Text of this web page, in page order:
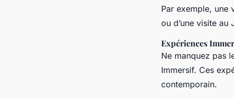
Par exemple, une
ou d’une visite au
Expériences
Ne manquez pas
Immersif. Ces
contemporain.